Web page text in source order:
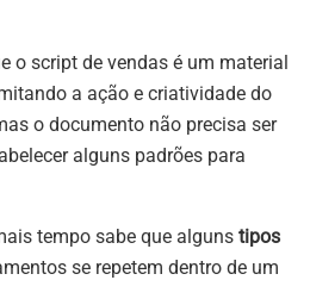
o script de vendas é um material
a ação e criatividade do
o documento não precisa ser
alguns padrões para
tempo sabe que alguns tipos
se repetem dentro de um